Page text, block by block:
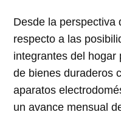
Desde la perspectiva
respecto a las
integrantes del hogar
de bienes duraderos
aparatos
un avance mensual